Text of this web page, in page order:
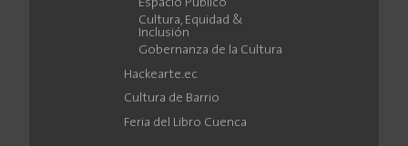
Espacio Público
Cultura, Equidad &
Inclusión
Gobernanza de la Cultura
Hackearte.ec
Cultura de Barrio
Feria del Libro Cuenca